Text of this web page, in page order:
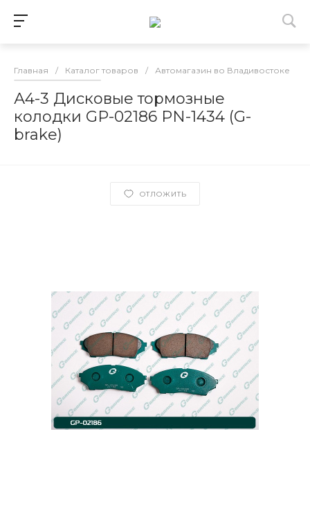
Главная / Каталог товаров / Автомагазин во Владивостоке
А4-3 Дисковые тормозные
колодки GP-02186 PN-1434 (G-
brake)
ОТЛОЖИТЬ